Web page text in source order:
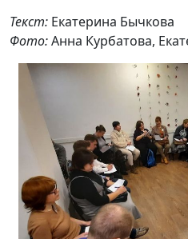
Текст: Екатерина Бычкова
Фото:Анна Курбатова,